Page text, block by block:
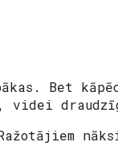
Bet